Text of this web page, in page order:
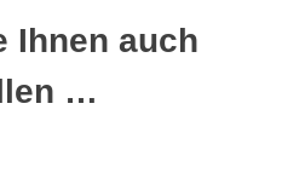
Ihnen auch
…